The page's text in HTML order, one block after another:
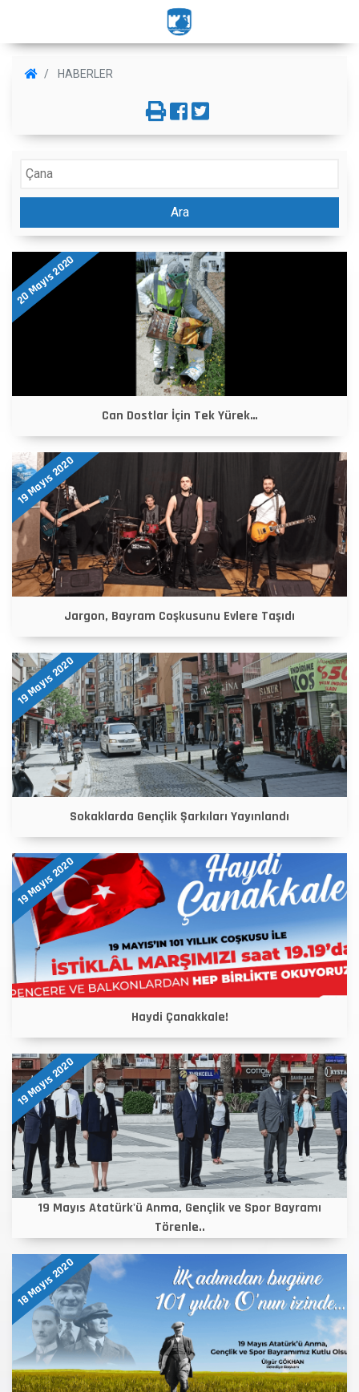
HABERLER
Ara
20 Mayıs 2020
Can Dostlar İçin Tek Yürek…
19 Mayıs 2020
Jargon, Bayram Coşkusunu Evlere Taşıdı
19 Mayıs 2020
Sokaklarda Gençlik Şarkıları Yayınlandı
19 Mayıs 2020
Haydi Çanakkale!
19 Mayıs 2020
19 Mayıs Atatürk'ü Anma, Gençlik ve Spor Bayramı
Törenle..
18 Mayıs 2020